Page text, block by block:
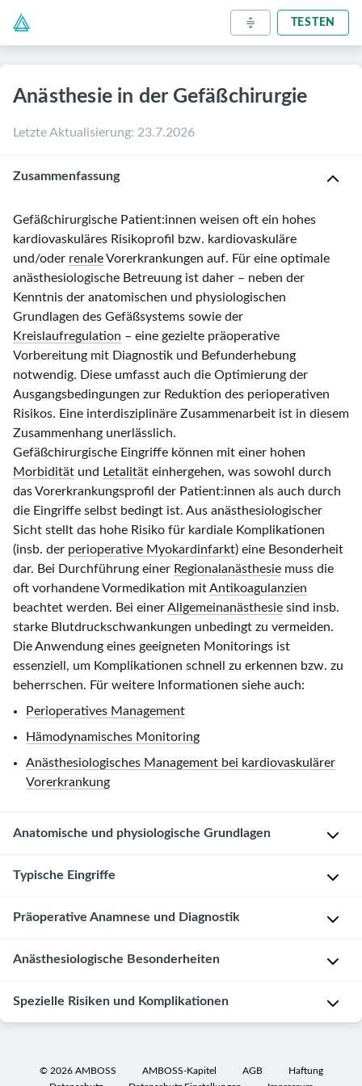
TESTEN
Anästhesie in der Gefäßchirurgie
Letzte Aktualisierung: 23.7.2026
Zusammenfassung
Gefäßchirurgische Patient:innen weisen oft ein hohes
kardiovaskuläres Risikoprofil bzw. kardiovaskuläre
und/oder renaleVorerkrankungen auf. Für eine optimale
anästhesiologische Betreuung ist daher – neben der
Kenntnis der anatomischen und physiologischen
Grundlagen des Gefäßsystems sowie der
Kreislaufregulation – eine gezielte präoperative
Vorbereitung mit Diagnostik und Befunderhebung
notwendig. Diese umfasst auch die Optimierung der
Ausgangsbedingungen zur Reduktion des perioperativen
Risikos. Eine interdisziplinäre Zusammenarbeit ist in diesem
Zusammenhang unerlässlich.
Gefäßchirurgische Eingriffe können mit einer hohen
Morbidität und Letalität einhergehen, was sowohl durch
das Vorerkrankungsprofil der Patient:innen als auch durch
die Eingriffe selbst bedingt ist. Aus anästhesiologischer
Sicht stellt das hohe Risiko für kardiale Komplikationen
(insb. der perioperative Myokardinfarkt) eine Besonderheit
dar. Bei Durchführung einer Regionalanästhesie muss die
oft vorhandene Vormedikation mitAntikoagulanzien
beachtet werden. Bei einerAllgemeinanästhesie sind insb.
starke Blutdruckschwankungen unbedingt zu vermeiden.
Die Anwendung eines geeigneten Monitorings ist
essenziell, um Komplikationen schnell zu erkennen bzw. zu
beherrschen. Für weitere Informationen siehe auch:
Perioperatives Management
Hämodynamisches Monitoring
Anästhesiologisches Management bei kardiovaskulärer
Vorerkrankung
Anatomische und physiologische Grundlagen
Anatomische
Kopf-
Bereich
[1]
Typische Eingriffe
Eingriffe
der
[1]
Präoperative Anamnese und Diagnostik
Patientenkollektiv
Anästhesiologische Besonderheiten
Anästhesieverfahren
Allgemeinanästhesie
Spezielle Risiken und Komplikationen
Ischämie
© 2026AMBOSS AMBOSS-Kapitel AGB
Haftung